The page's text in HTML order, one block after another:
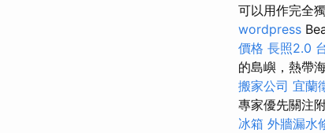
可以用作完全
wordpress
價格 長照2.0
的島嶼，熱帶
搬家公司 宜蘭
專家優先關注
冰箱 外牆漏水